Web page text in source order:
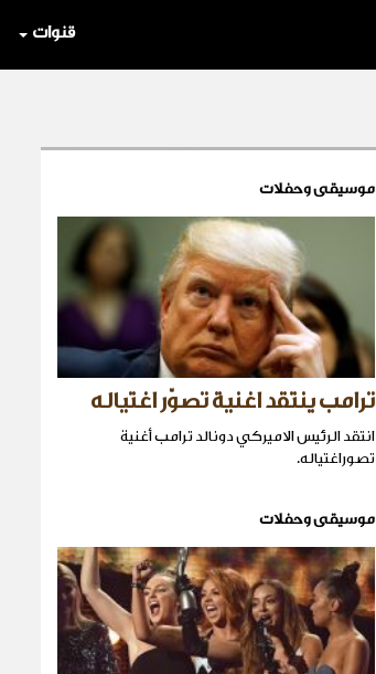
قنوات
موسيقى وحفلات
ترامب ينتقد اغنية تصوّر اغتياله
انتقد الرئيس الاميركي دونالد ترامب أغنية
تصوراغتياله.
موسيقى وحفلات